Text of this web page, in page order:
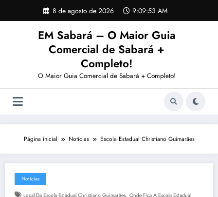
o
8 de agosto de 2026 9:09:54 AM
EM Sabará – O Maior Guia
Comercial de Sabará +
Completo!
O Maior Guia Comercial de Sabará + Completo!
Página inicial Notícias Escola Estadual Christiano Guimarães
Notícias
Local Da Escola Estadual Christiano Guimarães, Onde Fica A Escola Estadual